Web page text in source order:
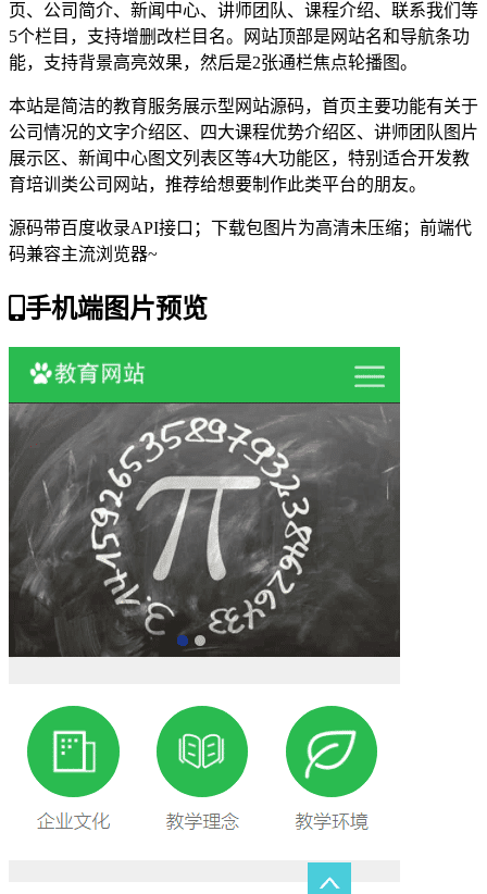
页、公司简介、新闻中心、讲师团队、课程介绍、联系我们等
5个栏目，支持增删改栏目名。网站顶部是网站名和导航条功
能，支持背景高亮效果，然后是2张通栏焦点轮播图。
本站是简洁的教育服务展示型网站源码，首页主要功能有关于
公司情况的文字介绍区、四大课程优势介绍区、讲师团队图片
展示区、新闻中心图文列表区等4大功能区，特别适合开发教
育培训类公司网站，推荐给想要制作此类平台的朋友。
源码带百度收录API接口；下载包图片为高清未压缩；前端代
码兼容主流浏览器~
手机端图片预览